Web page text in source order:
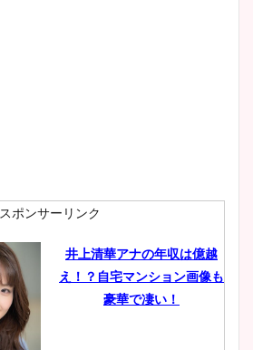
スポンサーリンク
井上清華アナの年収は億越
え！？自宅マンション画像も
豪華で凄い！